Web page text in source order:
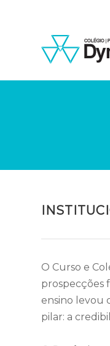
O Curso e
prospecções
ensino levou
pilar: a